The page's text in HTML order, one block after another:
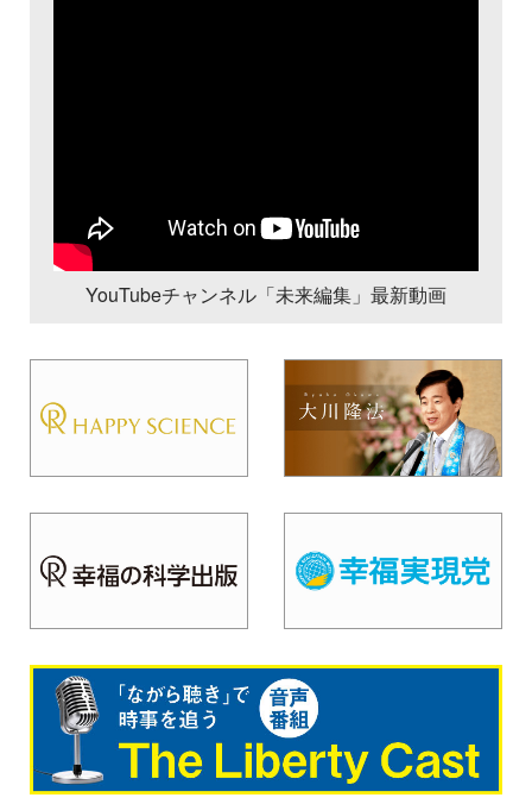
YouTubeチャンネル「未来編集」最新動画